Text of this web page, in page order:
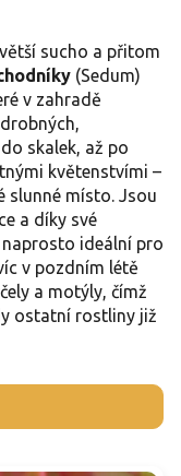
sucho a přitom
(Sedum)
v zahradě
skalek, až po
květenstvími –
slunné místo. Jsou
a díky své
ideální pro
v pozdním létě
a motýly, čímž
ostatní rostliny již